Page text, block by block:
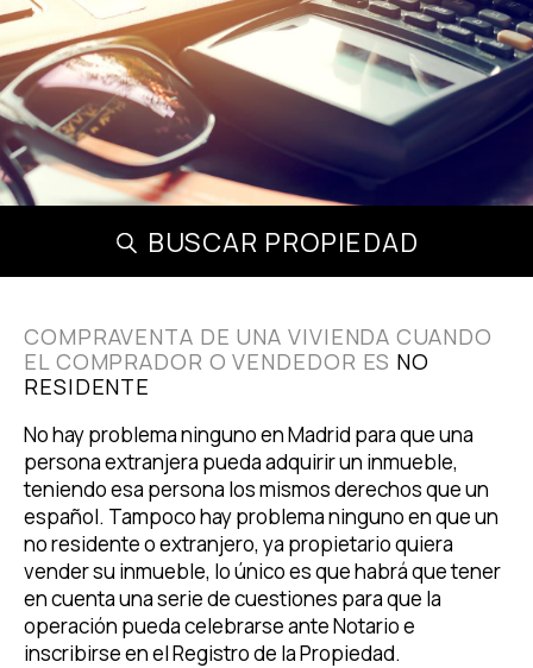
BUSCAR PROPIEDAD
COMPRAVENTA DE UNA VIVIENDA CUANDO
EL COMPRADOR O VENDEDOR ES NO
RESIDENTE
No hay problema ninguno en Madrid para que una
persona extranjera pueda adquirir un inmueble,
teniendo esa persona los mismos derechos que un
español. Tampoco hay problema ninguno en que un
no residente o extranjero, ya propietario quiera
vender su inmueble, lo único es que habrá que tener
en cuenta una serie de cuestiones para que la
operación pueda celebrarse ante Notario e
inscribirse en el Registro de la Propiedad.